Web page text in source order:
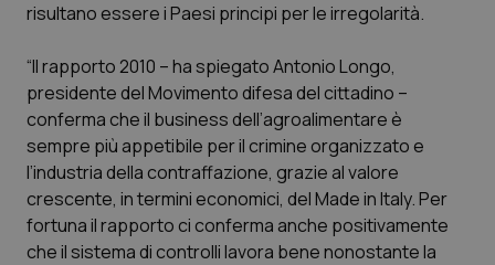
Quotidiano Pediatria
Rene & patologie urogenitali
Salute orale & impianti
Sangue & coagulazione
Tiroide
risultano essere i Paesi principi per le irregolarità.
“Il rapporto 2010 – ha spiegato Antonio Longo,
presidente del Movimento difesa del cittadino –
conferma che il business dell’agroalimentare è
sempre più appetibile per il crimine organizzato e
l’industria della contraffazione, grazie al valore
crescente, in termini economici, del Made in Italy. Per
fortuna il rapporto ci conferma anche positivamente
che il sistema di controlli lavora bene nonostante la